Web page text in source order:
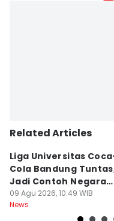
Related Articles
Liga Universitas
Cola Bandung
Jadi Contoh Negara
Lain
09 Agu 2026, 10:49 WIB
News